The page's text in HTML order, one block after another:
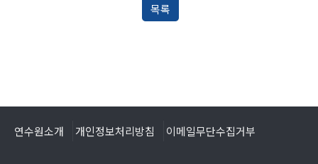
목록
연수원소개 개인정보처리방침 이메일무단수집거부